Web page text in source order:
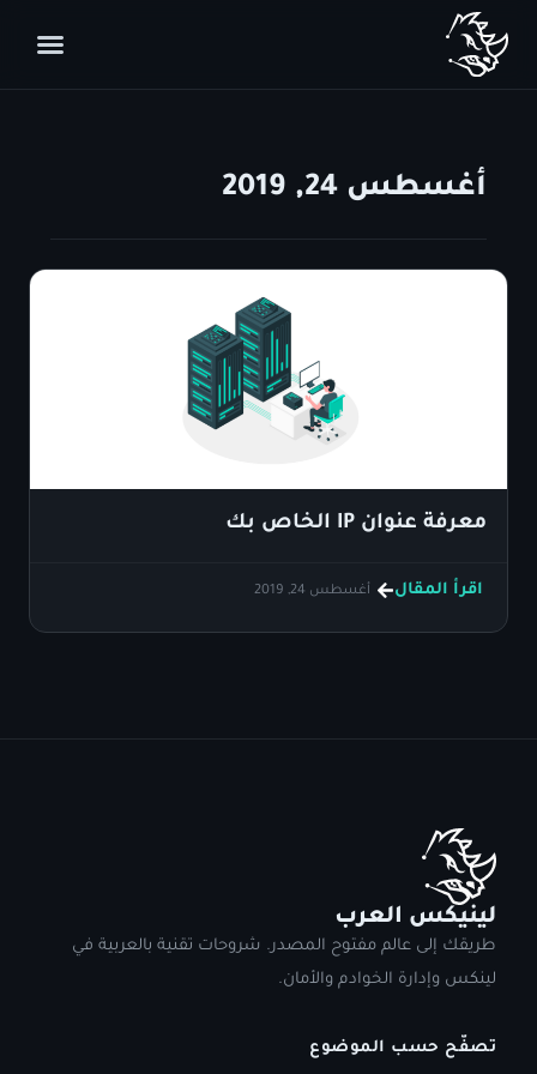
أغسطس 24, 2019
معرفة عنوان IP الخاص بك
اقرأ المقال أغسطس 24, 2019
لينيكس العرب
طريقك إلى عالم مفتوح المصدر. شروحات تقنية بالعربية في
لينكس وإدارة الخوادم والأمان.
تصفّح حسب الموضوع